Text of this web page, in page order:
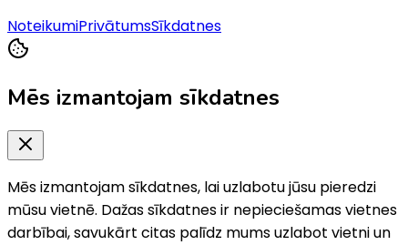
NoteikumiPrivātumsSīkdatnes
Mēs izmantojam sīkdatnes
Mēs izmantojam sīkdatnes, lai uzlabotu jūsu pieredzi
mūsu vietnē. Dažas sīkdatnes ir nepieciešamas vietnes
darbībai, savukārt citas palīdz mums uzlabot vietni un